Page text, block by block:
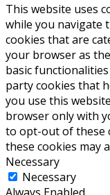
This website uses
while you navigate
cookies that are
your browser as
basic
party cookies that
you use this
browser only with
to opt-out of these
these cookies may
Necessary
Necessary